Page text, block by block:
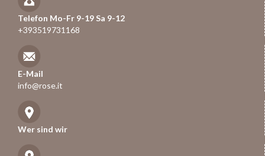
Telefon Mo-Fr 9-19 Sa 9-12
+393519731168
E-Mail
info@rose.it
Wer sind wir